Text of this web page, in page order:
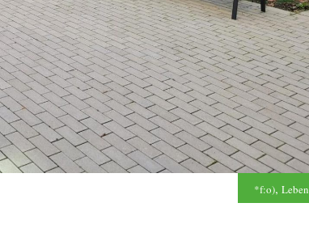
*f:o), Leben